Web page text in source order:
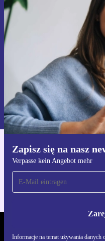
Zapisz się na nasz
Verpasse kein Angebot mehr
Informacje na temat używania danych
Zapisz się
Nie przegap
Informacje na temat używania
naszej
Polityce prywatności
Dla iOS